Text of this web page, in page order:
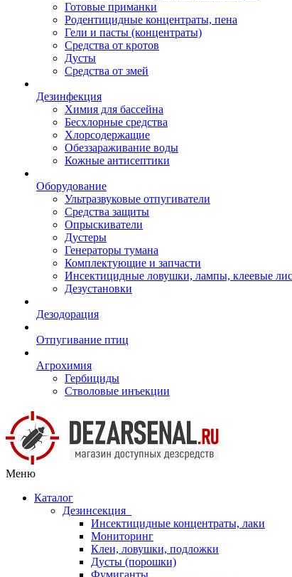
Готовые приманки
Родентицидные концентраты, пена
Гели и пасты (концентраты)
Средства от кротов
Дусты
Средства от змей
Дезинфекция
Химия для бассейна
Бесхлорные средства
Хлорсодержащие
Обеззараживание воды
Кожные антисептики
Оборудование
Ультразвуковые отпугиватели
Средства защиты
Опрыскиватели
Дустеры
Генераторы тумана
Комплектующие и запчасти
Инсектицидные ловушки, лампы, клеевые
Дезустановки
Дезодорация
Отпугивание птиц
Агрохимия
Гербициды
Стволовые инъекции
Меню
Каталог
Дезинсекция
Инсектицидные концентраты, лаки
Мониторинг
Клеи, ловушки, подложки
Дусты (порошки)
Фумиганты